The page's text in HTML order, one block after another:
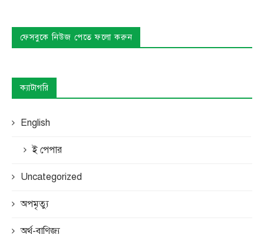
ফেসবুকে নিউজ পেতে ফলো করুন
ক্যাটাগরি
English
ই পেপার
Uncategorized
অপমৃত্যু
অর্থ-বাণিজ্য